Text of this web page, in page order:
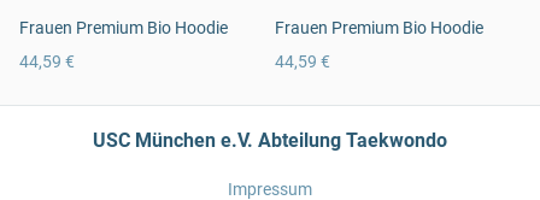
Frauen Premium Bio Hoodie
44,59 €
Frauen Premium Bio Hoodie
44,59 €
USC München e.V. Abteilung Taekwondo
Impressum